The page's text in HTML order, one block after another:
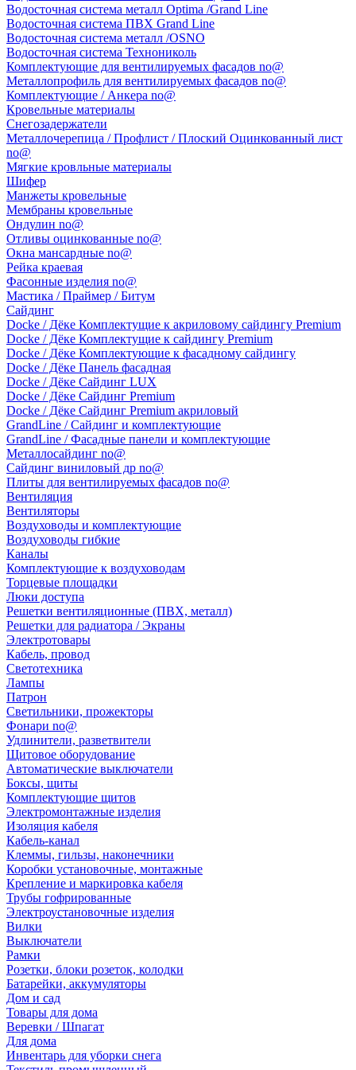
Водосточная система металл Optima /Grand Line
Водосточная система ПВХ Grand Line
Водосточная система металл /OSNO
Водосточная система Технониколь
Комплектующие для вентилируемых фасадов no@
Металлопрофиль для вентилируемых фасадов no@
Комплектующие / Анкера no@
Кровельные материалы
Снегозадержатели
Металлочерепица / Профлист / Плоский Оцинкованный лист
no@
Мягкие кровльные материалы
Шифер
Манжеты кровельные
Мембраны кровельные
Ондулин no@
Отливы оцинкованные no@
Окна мансардные no@
Рейка краевая
Фасонные изделия no@
Мастика / Праймер / Битум
Сайдинг
Docke / Дёке Комплектущие к акриловому сайдингу Premium
Docke / Дёке Комплектущие к сайдингу Premium
Docke / Дёке Комплектующие к фасадному сайдингу
Docke / Дёке Панель фасадная
Docke / Дёке Сайдинг LUX
Docke / Дёке Сайдинг Premium
Docke / Дёке Сайдинг Premium акриловый
GrandLine / Сайдинг и комплектующие
GrandLine / Фасадные панели и комплектующие
Металлосайдинг no@
Сайдинг виниловый др no@
Плиты для вентилируемых фасадов no@
Вентиляция
Вентиляторы
Воздуховоды и комплектующие
Воздуховоды гибкие
Каналы
Комплектующие к воздуховодам
Торцевые площадки
Люки доступа
Решетки вентиляционные (ПВХ, металл)
Решетки для радиатора / Экраны
Электротовары
Кабель, провод
Светотехника
Лампы
Патрон
Светильники, прожекторы
Фонари no@
Удлинители, разветвители
Щитовое оборудование
Автоматические выключатели
Боксы, щиты
Комплектующие щитов
Электромонтажные изделия
Изоляция кабеля
Кабель-канал
Клеммы, гильзы, наконечники
Коробки установочные, монтажные
Крепление и маркировка кабеля
Трубы гофрированные
Электроустановочные изделия
Вилки
Выключатели
Рамки
Розетки, блоки розеток, колодки
Батарейки, аккумуляторы
Дом и сад
Товары для дома
Веревки / Шпагат
Для дома
Инвентарь для уборки снега